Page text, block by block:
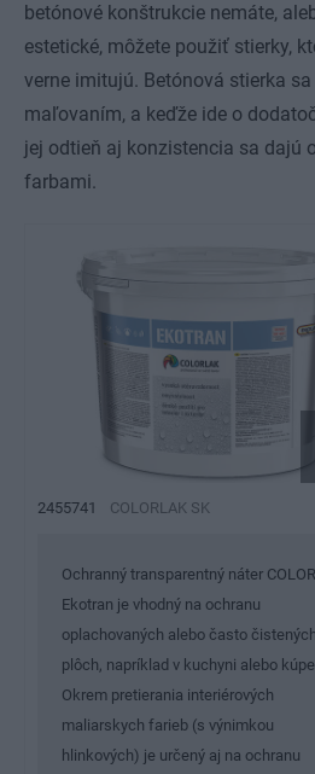
betónové konštrukcie nemáte,
estetické, môžete použiť stierky,
verne imitujú. Betónová stierka
maľovaním, a keďže ide o
jej odtieň aj konzistencia sa dajú
farbami.
2455741 COLORLAK SK
Ochranný transparentný náter
Ekotran je vhodný na ochranu
oplachovaných alebo často čistených
plôch, napríklad v kuchyni alebo
Okrem pretierania interiérových
maliarskych farieb (s výnimkou
hlinkových) je určený aj na ochranu